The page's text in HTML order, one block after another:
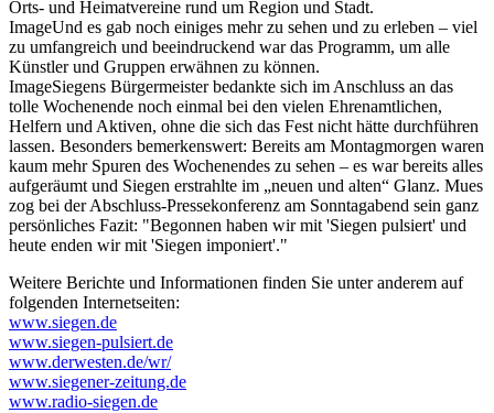
Orts- und Heimatvereine rund um Region und Stadt.
ImageUnd es gab noch einiges mehr zu sehen und zu erleben – viel
zu umfangreich und beeindruckend war das Programm, um alle
Künstler und Gruppen erwähnen zu können.
ImageSiegens Bürgermeister bedankte sich im Anschluss an das
tolle Wochenende noch einmal bei den vielen Ehrenamtlichen,
Helfern und Aktiven, ohne die sich das Fest nicht hätte durchführen
lassen. Besonders bemerkenswert: Bereits am Montagmorgen waren
kaum mehr Spuren des Wochenendes zu sehen – es war bereits alles
aufgeräumt und Siegen erstrahlte im „neuen und alten“ Glanz. Mues
zog bei der Abschluss-Pressekonferenz am Sonntagabend sein ganz
persönliches Fazit: "Begonnen haben wir mit 'Siegen pulsiert' und
heute enden wir mit 'Siegen imponiert'."
Weitere Berichte und Informationen finden Sie unter anderem auf
folgenden Internetseiten:
www.siegen.de
www.siegen-pulsiert.de
www.derwesten.de/wr/
www.siegener-zeitung.de
www.radio-siegen.de